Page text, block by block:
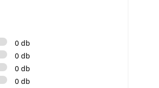
0 db
0 db
0 db
0 db